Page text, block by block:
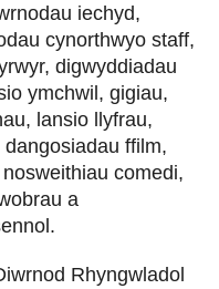
iechyd,
cynorthwyo staff,
digwyddiadau
ymchwil, gigiau,
lansio llyfrau,
ffilm,
comedi,
a
Rhyngwladol